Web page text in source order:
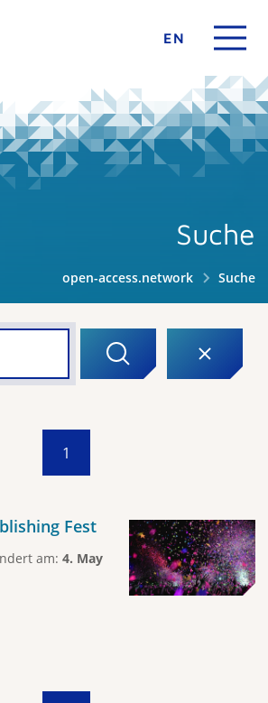
EN
Suche
open-access.network Suche
1
Fest
am: 4. May